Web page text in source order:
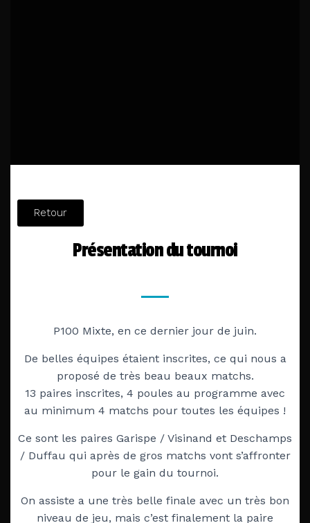
Retour
Présentation du tournoi
P100 Mixte, en ce dernier jour de juin.
De belles équipes étaient inscrites, ce qui nous a
proposé de très beau beaux matchs.
13 paires inscrites, 4 poules au programme avec
au minimum 4 matchs pour toutes les équipes !
Ce sont les paires Garispe / Visinand et Deschamps
/ Duffau qui après de gros matchs vont s’affronter
pour le gain du tournoi.
On assiste a une très belle finale avec un très bon
niveau de jeu, mais c’est finalement la paire